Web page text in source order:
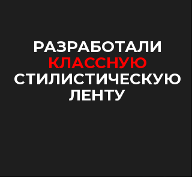
РАЗРАБОТАЛИ
КЛАССНУЮ
СТИЛИСТИЧЕСКУЮ
ЛЕНТУ